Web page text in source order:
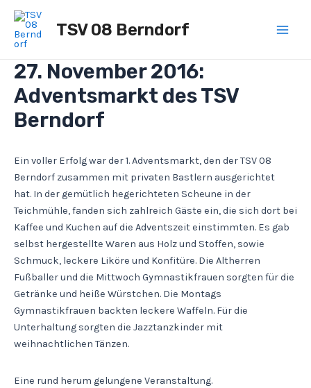
Inhalt
springen
TSV 08 Berndorf
27. November 2016:
Adventsmarkt des TSV
Berndorf
Ein voller Erfolg war der 1. Adventsmarkt, den der TSV 08
Berndorf zusammen mit privaten Bastlern ausgerichtet
hat. In der gemütlich hegerichteten Scheune in der
Teichmühle, fanden sich zahlreich Gäste ein, die sich dort bei
Kaffee und Kuchen auf die Adventszeit einstimmten. Es gab
selbst hergestellte Waren aus Holz und Stoffen, sowie
Schmuck, leckere Liköre und Konfitüre. Die Altherren
Fußballer und die Mittwoch Gymnastikfrauen sorgten für die
Getränke und heiße Würstchen. Die Montags
Gymnastikfrauen backten leckere Waffeln. Für die
Unterhaltung sorgten die Jazztanzkinder mit
weihnachtlichen Tänzen.
Eine rund herum gelungene Veranstaltung.
navigation